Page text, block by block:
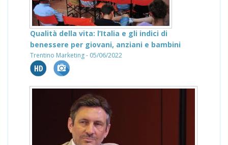
Qualità della vita: l’Italia e gli indici di
benessere per giovani, anziani e bambini
Trentino Marketing - 05/06/2022